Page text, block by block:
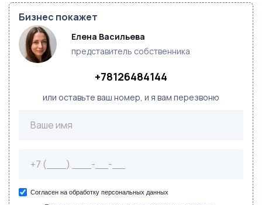
Бизнес покажет
Елена Васильева
представитель собственника
+78126484144
или оставьте ваш номер, и я вам перезвоню
Согласен на обработку персональных данных